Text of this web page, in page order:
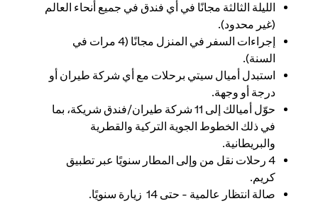
الليلة الثالثة مجانًا في أي فندق في جميع أنحاء العالم
(غير محدود).
إجراءات السفر في المنزل مجانًا (4 مرات في
السنة).
استبدل أميال سيتي برحلات مع أي شركة طيران أو
درجة أو وجهة.
حوّل أميالك إلى 11 شركة طيران/فندق شريكة، بما
في ذلك الخطوط الجوية التركية والقطرية
والبريطانية.
4 رحلات نقل من وإلى المطار سنويًا عبر تطبيق
كريم.
صالة انتظار عالمية - حتى 14 زيارة سنويًا.